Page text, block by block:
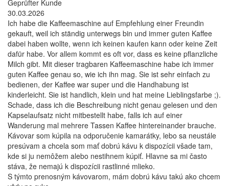
Geprüfter Kunde
30.03.2026
Ich habe die Kaffeemaschine auf Empfehlung einer Freundin
gekauft, weil ich ständig unterwegs bin und immer guten Kaffee
dabei haben wollte, wenn ich keinen kaufen kann oder keine Zeit
dafür habe. Vor allem kommt es oft vor, dass es keine pflanzliche
Milch gibt. Mit dieser tragbaren Kaffeemaschine habe ich immer
guten Kaffee genau so, wie ich ihn mag. Sie ist sehr einfach zu
bedienen, der Kaffee war super und die Handhabung ist
kinderleicht. Sie ist handlich, klein und hat meine Lieblingsfarbe ;).
Schade, dass ich die Beschreibung nicht genau gelesen und den
Kapselaufsatz nicht mitbestellt habe, falls ich auf einer
Wanderung mal mehrere Tassen Kaffee hintereinander brauche.
Kávovar som kúpila na odporučenie kamarátky, lebo sa neustále
presúvam a chcela som mať dobrú kávu k dispozícii všade tam,
kde si ju nemôžem alebo nestihnem kúpiť. Hlavne sa mi často
stáva, že nemajú k dispozícii rastlinné mlieko.
S týmto prenosným kávovarom, mám dobrú kávu takú ako chcem